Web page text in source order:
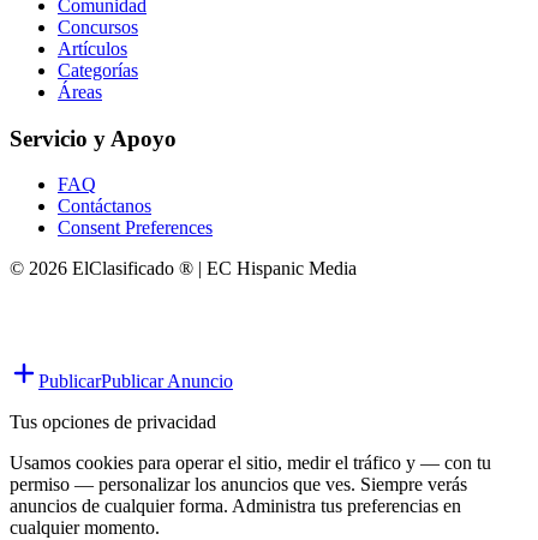
Comunidad
Concursos
Artículos
Categorías
Áreas
Servicio y Apoyo
FAQ
Contáctanos
Consent Preferences
© 2026 ElClasificado ® | EC Hispanic Media
PublicarPublicar Anuncio
Tus opciones de privacidad
Usamos cookies para operar el sitio, medir el tráfico y — con tu
permiso — personalizar los anuncios que ves. Siempre verás
anuncios de cualquier forma. Administra tus preferencias en
cualquier momento.